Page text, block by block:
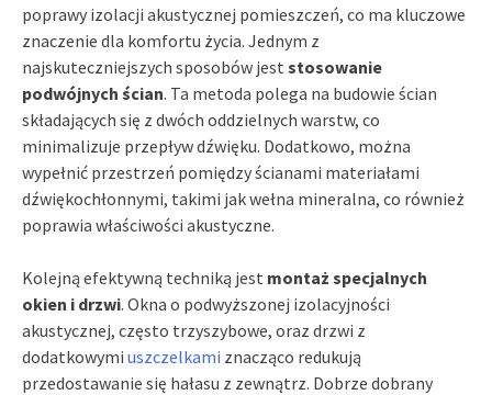
poprawy izolacji akustycznej pomieszczeń, co ma kluczowe
znaczenie dla komfortu życia. Jednym z
najskuteczniejszych sposobów jest stosowanie
podwójnych ścian. Ta metoda polega na budowie ścian
składających się z dwóch oddzielnych warstw, co
minimalizuje przepływ dźwięku. Dodatkowo, można
wypełnić przestrzeń pomiędzy ścianami materiałami
dźwiękochłonnymi, takimi jak wełna mineralna, co również
poprawia właściwości akustyczne.
Kolejną efektywną techniką jest montaż specjalnych
okien i drzwi. Okna o podwyższonej izolacyjności
akustycznej, często trzyszybowe, oraz drzwi z
dodatkowymi uszczelkami znacząco redukują
przedostawanie się hałasu z zewnątrz. Dobrze dobrany